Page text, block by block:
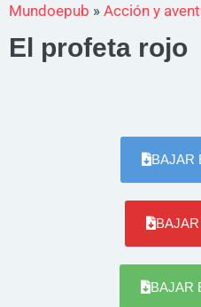
Mundoepub » Acción y
El profeta rojo
BAJAR
BAJAR